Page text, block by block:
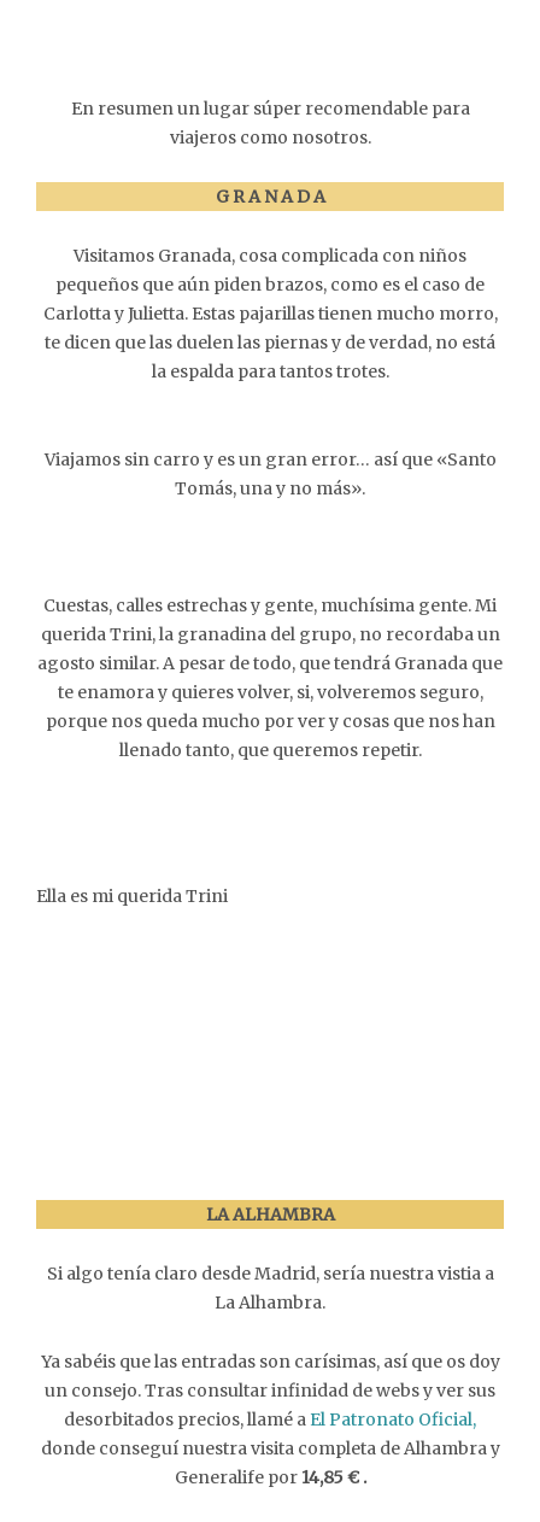
En resumen un lugar súper recomendable para
viajeros como nosotros.
G R A N A D A
Visitamos Granada, cosa complicada con niños
pequeños que aún piden brazos, como es el caso de
Carlotta y Julietta. Estas pajarillas tienen mucho morro,
te dicen que las duelen las piernas y de verdad, no está
la espalda para tantos trotes.
Viajamos sin carro y es un gran error… así que «Santo
Tomás, una y no más».
Cuestas, calles estrechas y gente, muchísima gente. Mi
querida Trini, la granadina del grupo, no recordaba un
agosto similar. A pesar de todo, que tendrá Granada que
te enamora y quieres volver, si, volveremos seguro,
porque nos queda mucho por ver y cosas que nos han
llenado tanto, que queremos repetir.
Ella es mi querida Trini
LA ALHAMBRA
Si algo tenía claro desde Madrid, sería nuestra vistia a
La Alhambra.
Ya sabéis que las entradas son carísimas, así que os doy
un consejo. Tras consultar infinidad de webs y ver sus
desorbitados precios, llamé a El Patronato Oficial,
donde conseguí nuestra visita completa de Alhambra y
Generalife por 14,85 € .